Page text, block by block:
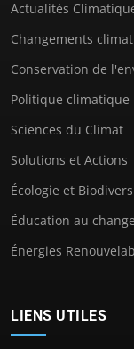
Actualités
Changements
Conservation de
Politique climatique
Sciences du Climat
Solutions et Actions
Écologie et
Éducation au
Énergies
LIENS UTILES